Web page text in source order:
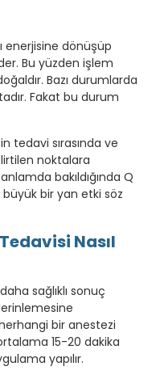
enerjisine dönüşüp
Bu yüzden işlem
Bazı durumlarda
Fakat bu durum
tedavi sırasında ve
noktalara
bakıldığında Q
bir yan etki söz
Nasıl
sağlıklı sonuç
bir anestezi
15-20 dakika
yapılır.